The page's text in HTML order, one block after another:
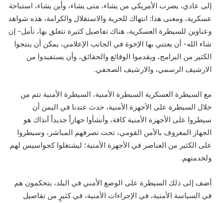
إلى عادي، يضرب الأمريكي من يشاء، متى يشاء، وأين يشاء، استباحة
عسكرية، ومعنى هذا: انتهاك للحرية والاستقلال والكرامة، هذه شواهد
وعناوين للسيطرة العسكرية، هناك تفاصيل كثيرة تتعلق بها، نأمل- إن
شاء الله- أن يعتني بها الإخوة في الجانب الإعلامي، يمكن أن ينتجوا
الكثير من البرامج، ويقدموا الوقائع والحقائق، وأن يستفيدوا من
الارشيف الرسمي، والارشيف الصحفي.
مع السيطرة العسكرية السيطرة الأمنية، السيطرة الأمنية تتم من
خلال السيطرة على الأجهزة الأمنية، حدث عندنا في اليمن أن
سيطروا على الأجهزة الأمنية كافة، وأنشأوا جهازاً جديداً آنذاك هو
الجهاز المعروف بالأمن القومي، تحت تصرفهم المباشر، وسيطروا
على الكثير من العناصر في الأجهزة الأمنية؛ ليشتغلوا كجواسيس لهم
ولخدمتهم.
أضف إلى ذلك السيطرة على الوضع الأمني في البلد، يتحكمون هم
في السياسة الأمنية، في الإجراءات الأمنية، في كثيرٍ من تفاصيل